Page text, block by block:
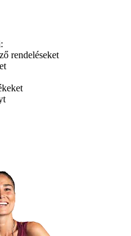
rendeléseket